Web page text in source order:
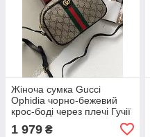
Жіноча сумка Gucci
Ophidia чорно-бежевий
крос-боді через плечі Гучії
1 979 ₴